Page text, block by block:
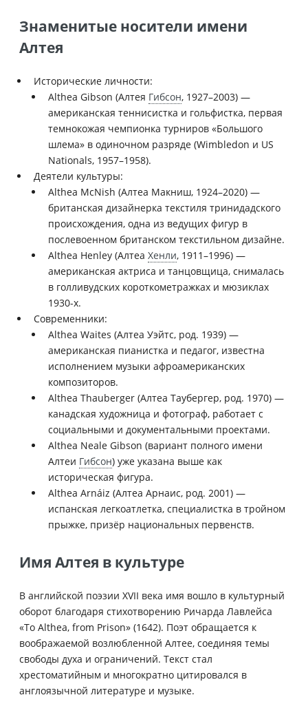
Знаменитые носители имени
Алтея
Исторические личности:
Althea Gibson (Алтея Гибсон, 1927–2003) —
американская теннисистка и гольфистка, первая
темнокожая чемпионка турниров «Большого
шлема» в одиночном разряде (Wimbledon и US
Nationals, 1957–1958).
Деятели культуры:
Althea McNish (Алтеа Макниш, 1924–2020) —
британская дизайнерка текстиля тринидадского
происхождения, одна из ведущих фигур в
послевоенном британском текстильном дизайне.
Althea Henley (Алтеа Хенли, 1911–1996) —
американская актриса и танцовщица, снималась
в голливудских короткометражках и мюзиклах
1930-х.
Современники:
Althea Waites (Алтеа Уэйтс, род. 1939) —
американская пианистка и педагог, известна
исполнением музыки афроамериканских
композиторов.
Althea Thauberger (Алтеа Таубергер, род. 1970) —
канадская художница и фотограф, работает с
социальными и документальными проектами.
Althea Neale Gibson (вариант полного имени
Алтеи Гибсон) уже указана выше как
историческая фигура.
Althea Arnáiz (Алтеа Арнаис, род. 2001) —
испанская легкоатлетка, специалистка в тройном
прыжке, призёр национальных первенств.
Имя Алтея в культуре
В английской поэзии XVII века имя вошло в культурный
оборот благодаря стихотворению Ричарда Лавлейса
«To Althea, from Prison» (1642). Поэт обращается к
воображаемой возлюбленной Алтее, соединяя темы
свободы духа и ограничений. Текст стал
хрестоматийным и многократно цитировался в
англоязычной литературе и музыке.